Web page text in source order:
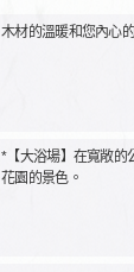
木材的溫暖和您內心
*【大浴場】在寬敞的
花園的景色。